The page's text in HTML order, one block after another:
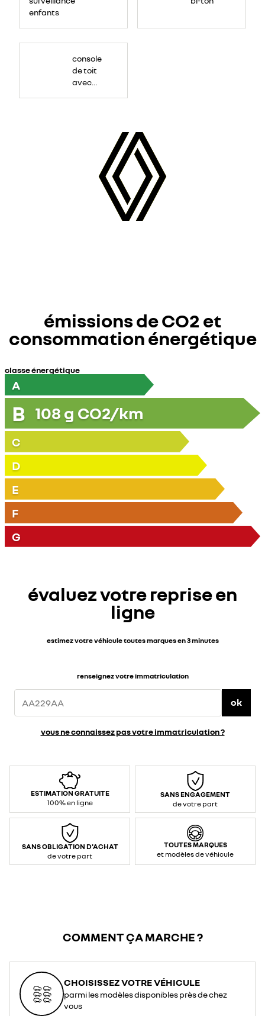
enfants
console
de toit
avec
émissions de CO2 et
consommation énergétique
classe énergétique
A
B 108 g CO2/km
C
D
E
F
G
évaluez votre reprise en
ligne
estimez votre véhicule toutes marques en 3 minutes
renseignez votre immatriculation
ok
vous ne connaissez pas votre immatriculation ?
ESTIMATION GRATUITE
100% en ligne
SANS ENGAGEMENT
de votre part
SANS OBLIGATION D'ACHAT
de votre part
TOUTES MARQUES
et modèles de véhicule
COMMENT ÇA MARCHE ?
CHOISISSEZ VOTRE VÉHICULE
parmi les modèles disponibles près de chez
vous